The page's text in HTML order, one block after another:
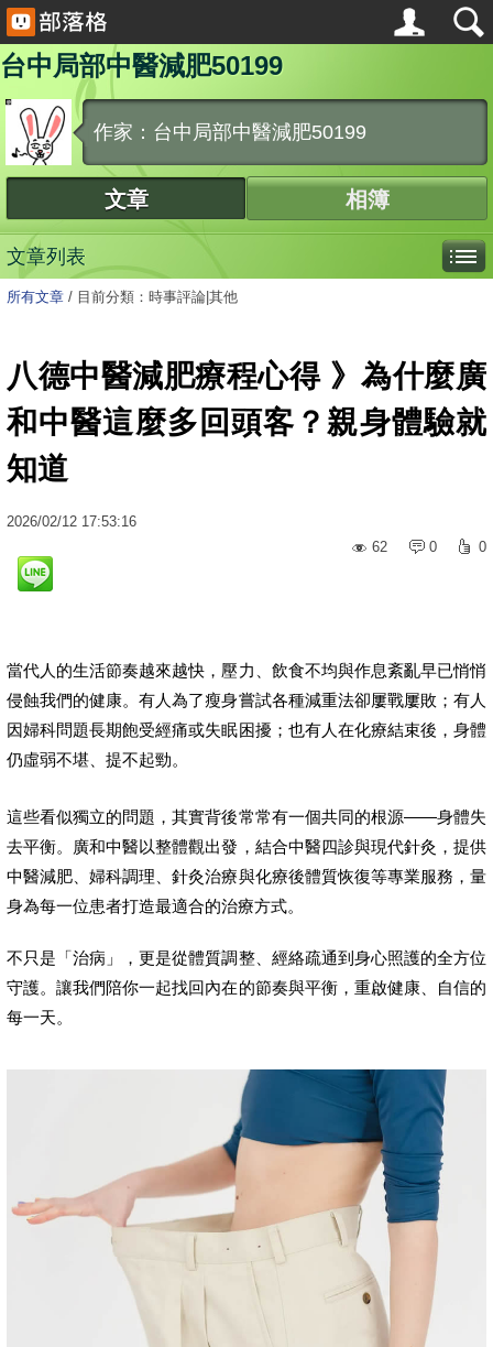
台中局部中醫減肥50199
作家：台中局部中醫減肥50199
文章 相簿
文章列表
所有文章 / 目前分類：時事評論|其他
八德中醫減肥療程心得 》為什麼廣
和中醫這麼多回頭客？親身體驗就
知道
2026/02/12 17:53:16
62
0 0
當代人的生活節奏越來越快，壓力、飲食不均與作息紊亂早已悄悄
侵蝕我們的健康。有人為了瘦身嘗試各種減重法卻屢戰屢敗；有人
因婦科問題長期飽受經痛或失眠困擾；也有人在化療結束後，身體
仍虛弱不堪、提不起勁。
這些看似獨立的問題，其實背後常常有一個共同的根源——身體失
去平衡。廣和中醫以整體觀出發，結合中醫四診與現代針灸，提供
中醫減肥、婦科調理、針灸治療與化療後體質恢復等專業服務，量
身為每一位患者打造最適合的治療方式。
不只是「治病」，更是從體質調整、經絡疏通到身心照護的全方位
守護。讓我們陪你一起找回內在的節奏與平衡，重啟健康、自信的
每一天。